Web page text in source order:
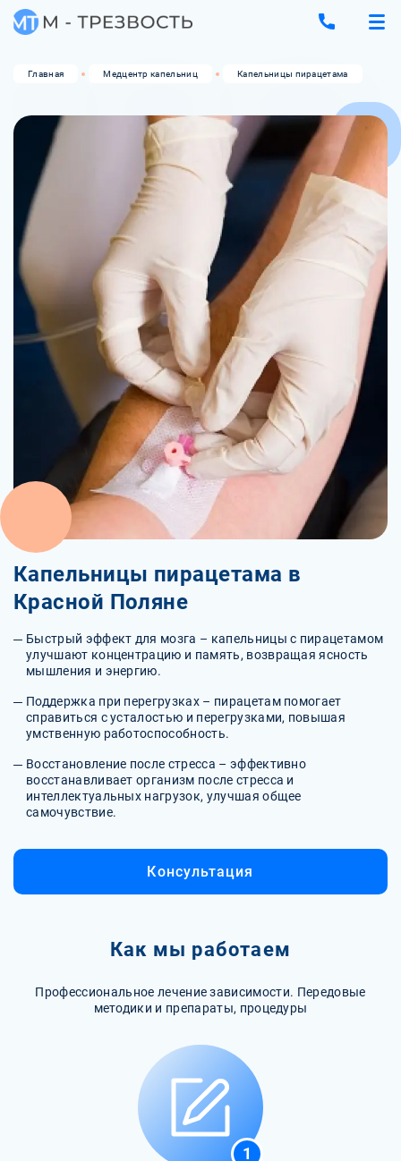
Главная Медцентр капельниц Капельницы пирацетама
Капельницы пирацетама в
Красной Поляне
Быстрый эффект для мозга – капельницы с пирацетамом
улучшают концентрацию и память, возвращая ясность
мышления и энергию.
Поддержка при перегрузках – пирацетам помогает
справиться с усталостью и перегрузками, повышая
умственную работоспособность.
Восстановление после стресса – эффективно
восстанавливает организм после стресса и
интеллектуальных нагрузок, улучшая общее
самочувствие.
Консультация
Как мы работаем
Профессиональное лечение зависимости. Передовые
методики и препараты, процедуры
1